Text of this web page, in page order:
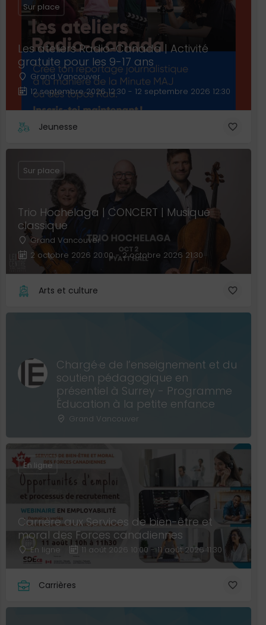
Les ateliers Radio-Canada | Activité
gratuite pour les 9-17 ans
Grand Vancouver
12 septembre 2026 12:30 - 12 septembre 2026 12:30
Sur place
Jeunesse
Trio Hochelaga | CONCERT | Musique
classique
Grand Vancouver
2 octobre 2026 20:00 - 2 octobre 2026 21:30
Sur place
Arts et culture
Chargé·e de l’enseignement et du
soutien pédagogique en
présentiel à Surrey - Programme
Éducation à la petite enfance
Grand Vancouver
Carrière aux Services de bien-être et
moral des Forces canadiennes
En ligne 11 août 2026 10:00 - 11 août 2026 11:30
En ligne
Carrières